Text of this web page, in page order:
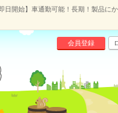
即日開始】車通勤可能！長期！製品に
会員登録